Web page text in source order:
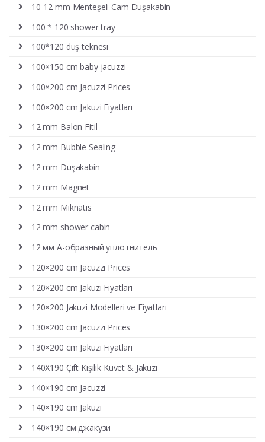
10-12 mm Menteşeli Cam Duşakabin
100 * 120 shower tray
100*120 duş teknesi
100×150 cm baby jacuzzi
100×200 cm Jacuzzi Prices
100×200 cm Jakuzi Fiyatları
12 mm Balon Fitil
12 mm Bubble Sealing
12 mm Duşakabin
12 mm Magnet
12 mm Mıknatıs
12 mm shower cabin
12 мм А-образный уплотнитель
120×200 cm Jacuzzi Prices
120×200 cm Jakuzi Fiyatları
120×200 Jakuzi Modelleri ve Fiyatları
130×200 cm Jacuzzi Prices
130×200 cm Jakuzi Fiyatları
140X190 Çift Kişilik Küvet & Jakuzi
140×190 cm Jacuzzi
140×190 cm Jakuzi
140×190 см джакузи